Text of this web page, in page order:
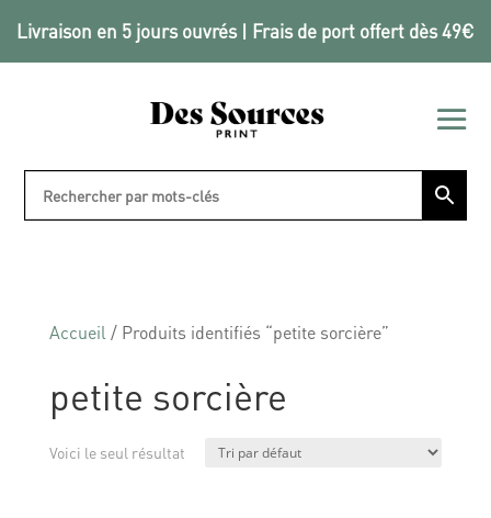
Livraison en 5 jours ouvrés | Frais de port offert dès 49€
Accueil / Produits identifiés “petite sorcière”
petite sorcière
Voici le seul résultat